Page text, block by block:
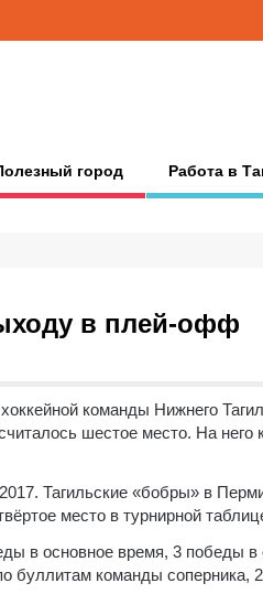
город Работа в
в плей-офф
команды Нижнего
шестое место. На него
Тагильские «бобры» в
место в турнирной
в основное время, 3 победы в
буллитам команды соперника,